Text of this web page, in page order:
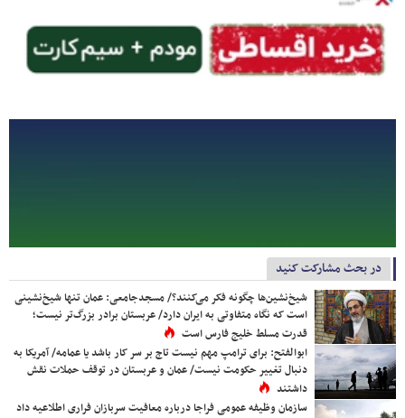
در بحث مشارکت کنید
شیخ‌نشین‌ها چگونه فکر می‌کنند؟/ مسجدجامعی: عمان تنها شیخ‌نشینی
است که نگاه متفاوتی به ایران دارد/ عربستان برادر بزرگ‌تر نیست؛
قدرت مسلط خلیج فارس است
ابوالفتح: برای ترامپ مهم نیست تاج بر سر کار باشد یا عمامه/ آمریکا به
دنبال تغییر حکومت نیست/ عمان و عربستان در توقف حملات نقش
داشتند
سازمان وظیفه عمومی فراجا درباره معافیت سربازان فراری اطلاعیه داد